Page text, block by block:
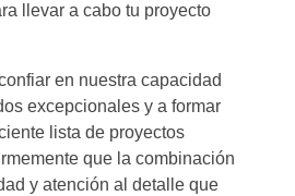
llevar a cabo tu proyecto
en nuestra capacidad
excepcionales y a formar
lista de proyectos
que la combinación
y atención al detalle que